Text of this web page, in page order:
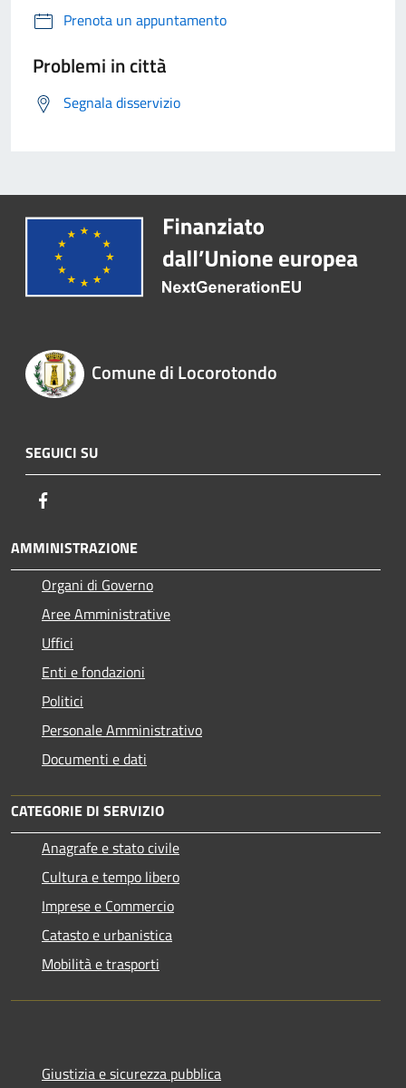
Prenota un appuntamento
Problemi in città
Segnala disservizio
Comune di Locorotondo
SEGUICI SU
AMMINISTRAZIONE
Organi di Governo
Aree Amministrative
Uffici
Enti e fondazioni
Politici
Personale Amministrativo
Documenti e dati
CATEGORIE DI SERVIZIO
Anagrafe e stato civile
Cultura e tempo libero
Imprese e Commercio
Catasto e urbanistica
Mobilità e trasporti
Giustizia e sicurezza pubblica